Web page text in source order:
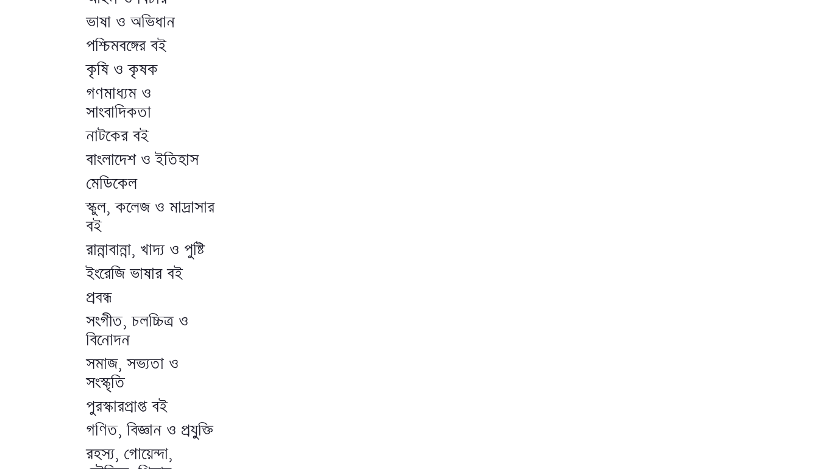
ভাষা ও অভিধান
পশ্চিমবঙ্গের বই
কৃষি ও কৃষক
গণমাধ্যম ও
সাংবাদিকতা
নাটকের বই
বাংলাদেশ ও ইতিহাস
মেডিকেল
স্কুল, কলেজ ও মাদ্রাসার
বই
রান্নাবান্না, খাদ্য ও পুষ্টি
ইংরেজি ভাষার বই
প্রবন্ধ
সংগীত, চলচ্চিত্র ও
বিনোদন
সমাজ, সভ্যতা ও
সংস্কৃতি
পুরস্কারপ্রাপ্ত বই
গণিত, বিজ্ঞান ও প্রযুক্তি
রহস্য, গোয়েন্দা,